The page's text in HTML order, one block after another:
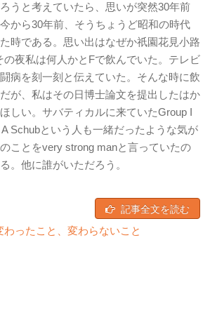
うと考えていたら、思いが突然30年前
から30年前、そうちょうど昭和の時代
時である。思い出はなぜか祇園花見小路
の夜私は何人かとFで飲んでいた。テレビ
病を刻一刻と伝えていた。そんな時に飲
が、私はその日博士論文を提出したはか
しい。サバティカルに来ていたGroup I
Schubという人も一緒だったような気が
ことをvery strong manと言っていたの
。他に誰がいただろう。
記事全文を読む
わったこと、変わらないこと